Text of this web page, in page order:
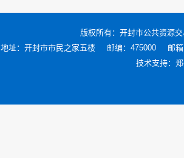
版权所有： 开封市公共资源
地址：开封市市民之家五楼
邮编：475000
邮
技术支持：